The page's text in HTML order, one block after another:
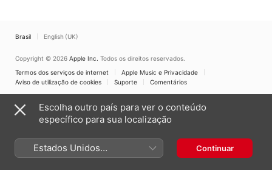
Brasil English (UK)
Copyright © 2026 Apple Inc. Todos os direitos reservados.
Termos dos serviços de internet
Apple Music e Privacidade
Aviso de utilização de cookies
Suporte Comentários
Escolha outro país para ver o conteúdo
específico para sua localização
Estados Unidos
(Português Brasil)
Continuar